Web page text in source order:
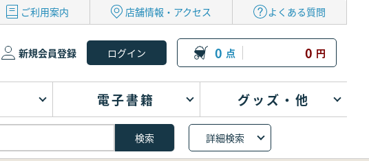
ご利用案内 店舗情報・アクセス よくある質問
新規会員登録 0 点 0 円
電子書籍 グッズ・他
詳細検索